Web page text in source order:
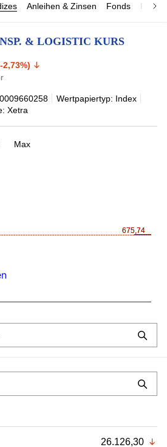
Anleihen & Zinsen Fonds
& LOGISTIC KURS
2,73%)
Wertpapiertyp: Index
Xetra
Max
675,74
675,74
26.126,30